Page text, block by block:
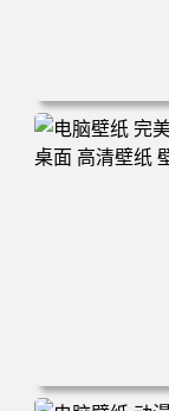
电脑壁纸 动漫
鹿野师姐 电脑桌
电脑壁纸 完美